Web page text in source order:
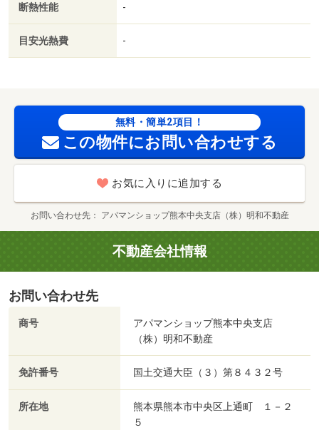
まで４８８ｍ／セブン－イレブン熊本大津杉水店（コンビ
ニ）まで９８０ｍ／メガセンタートライアル大津店（スー
パー）まで３３４７ｍ／大津町立中学校大津北中学校（中
９０ｍ/賃貸戸数:12戸
断熱性能 -
目安光熱費 -
無料・簡単2項目！
この物件にお問い合わせする
お気に入りに追加する
お問い合わせ先 アパマンショップ熊本中央支店（株）明和不動産
不動産会社情報
お問い合わせ先
商号
アパマンショップ熊本中央支店
（株）明和不動産
免許番号 国土交通大臣（３）第８４３２号
所在地
熊本県熊本市中央区上通町 １－２
５